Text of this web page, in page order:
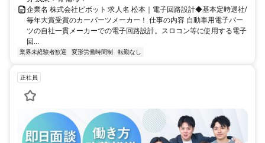
企業名 株式会社ピボット 求人名 松本｜電子回路設計◆基本定時退社/
毎年大賞受賞のカーパーツメーカー！ 仕事の内容 自動車用電子パー
ツの自社一貫メーカーでの電子回路設計。スロコン等に使用する電子
回...
業界未経験者歓迎 変形労働時間制 転勤なし
正社員